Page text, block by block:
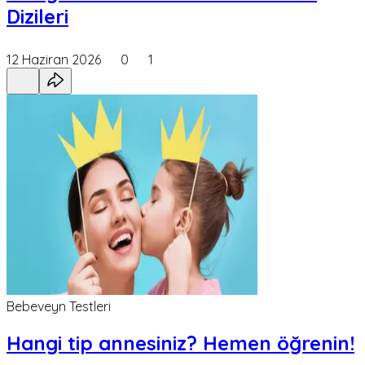
Dizileri
12 Haziran 2026 0 1
Bebeveyn Testleri
Hangi tip annesiniz? Hemen öğrenin!